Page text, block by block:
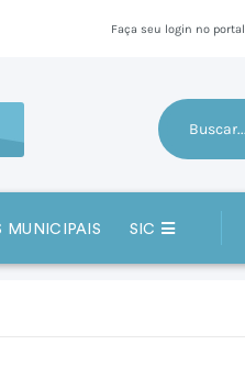
Faça seu login no portal
MUNICIPAIS SIC